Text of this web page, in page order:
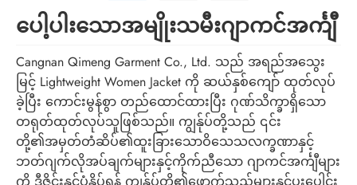
ပေါ့ပါးသောအမျိုးသမီးဂျာကင်အင်္ကျီ
Cangnan Qimeng Garment Co., Ltd. သည် အရည်အသွေး
မြင့် Lightweight Women Jacket ကို ဆယ်နှစ်ကျော် ထုတ်လုပ်
ခဲ့ပြီး ကောင်းမွန်စွာ တည်ထောင်ထားပြီး ဂုဏ်သိက္ခာရှိသော
တရုတ်ထုတ်လုပ်သူဖြစ်သည်။ ကျွန်ုပ်တို့သည် ၎င်း
တို့၏အမှတ်တံဆိပ်၏ထူးခြားသောဝိသေသလက္ခဏာနှင့်
ဘတ်ဂျက်လိုအပ်ချက်များနှင့်ကိုက်ညီသော ဂျာကင်အင်္ကျီများ